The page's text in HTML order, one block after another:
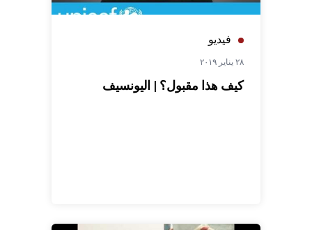
فيديو
٢٨ يناير ٢٠١٩
كيف هذا مقبول؟ | اليونسيف